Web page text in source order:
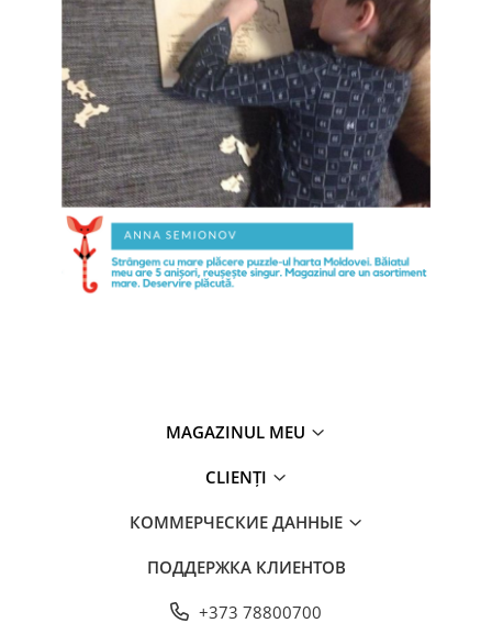
MAGAZINUL MEU
CLIENȚI
КОММЕРЧЕСКИЕ ДАННЫЕ
ПОДДЕРЖКА КЛИЕНТОВ
+373 78800700